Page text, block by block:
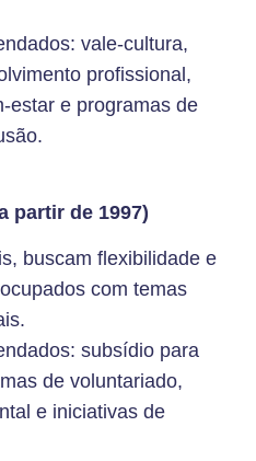
vale-cultura,
profissional,
estar e programas de
partir de 1997)
buscam flexibilidade e
com temas
subsídio para
de voluntariado,
e iniciativas de